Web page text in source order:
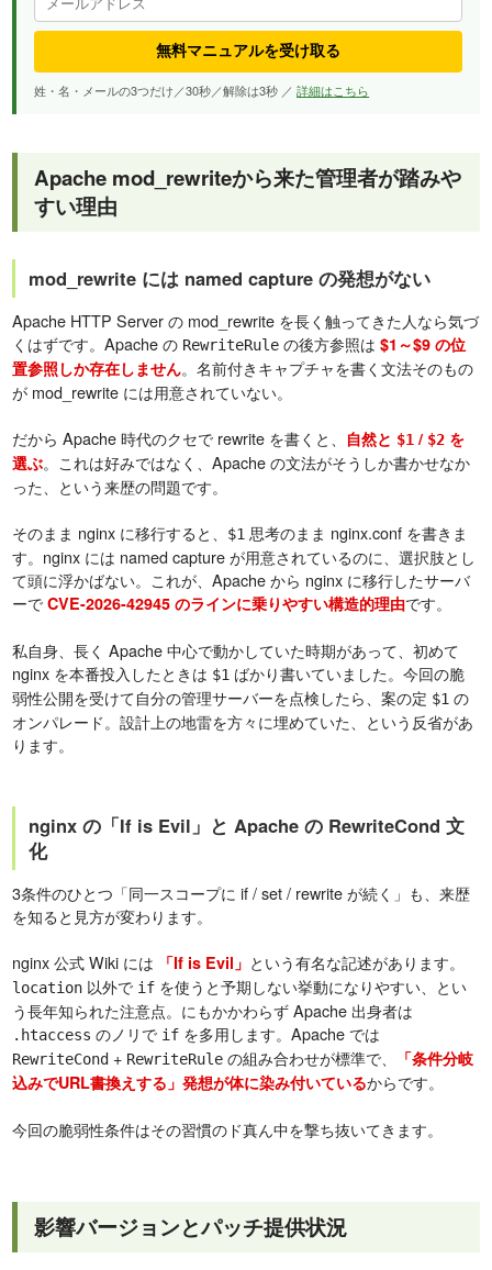
無料マニュアルを受け取る
姓・名・メールの3つだけ／30秒／解除は3秒 ／詳細はこちら
Apache mod_rewriteから来た管理者が踏みや
すい理由
mod_rewrite には named capture の発想がない
Apache HTTP Server の mod_rewrite を長く触ってきた人なら気づ
くはずです。Apache の RewriteRule の後方参照は$1～$9 の位
置参照しか存在しません。名前付きキャプチャを書く文法そのもの
が mod_rewrite には用意されていない。
だから Apache 時代のクセで rewrite を書くと、
自然と $1 / $2 を
選ぶ。これは好みではなく、Apache の文法がそうしか書かせなか
った、という来歴の問題です。
そのまま nginx に移行すると、
$1 思考のまま nginx.conf を書きま
す。nginx には named capture が用意されているのに、選択肢とし
て頭に浮かばない。これが、Apache から nginx に移行したサーバ
ーでCVE-2026-42945 のラインに乗りやすい構造的理由です。
私自身、長く Apache 中心で動かしていた時期があって、初めて
nginx を本番投入したときは $1 ばかり書いていました。今回の脆
弱性公開を受けて自分の管理サーバーを点検したら、案の定 $1 の
オンパレード。設計上の地雷を方々に埋めていた、という反省があ
ります。
nginx の「If is Evil」と Apache の RewriteCond 文
化
3条件のひとつ「同一スコープに if / set / rewrite が続く」も、来歴
を知ると見方が変わります。
nginx 公式 Wiki には
「If is Evil」 という有名な記述があります。
location 以外で if を使うと予期しない挙動になりやすい、とい
う長年知られた注意点。にもかかわらず Apache 出身者は
.htaccess のノリで if を多用します。Apache では
RewriteCond + RewriteRule の組み合わせが標準で、
「条件分岐
込みでURL書換えする」発想が体に染み付いているからです。
今回の脆弱性条件はその習慣のド真ん中を撃ち抜いてきます。
影響バージョンとパッチ提供状況